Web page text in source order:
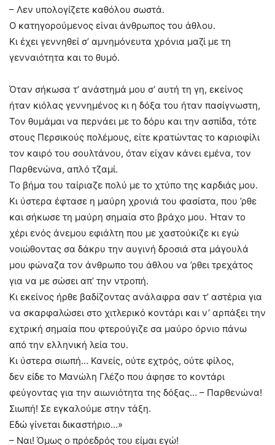
– Λεν υπολογίζετε καθόλου σωστά.
Ο κατηγορούμενος είναι άνθρωπος του άθλου.
Κι έχει γεννηθεί σ’ αμνημόνευτα χρόνια μαζί με τη
γενναιότητα και το θυμό.
Όταν σήκωσα τ’ ανάστημά μου σ’ αυτή τη γη, εκείνος
ήταν κιόλας γεννημένος κι η δόξα του ήταν πασίγνωστη,
Τον θυμάμαι να περνάει με το δόρυ και την ασπίδα, τότε
στους Περσικούς πολέμους, είτε κρατώντας το καριοφίλι
τον καιρό του σουλτάνου, όταν είχαν κάνει εμένα, τον
Παρθενώνα, απλό τζαμί.
Το βήμα του ταίριαζε πολύ με το χτύπο της καρδιάς μου.
Κι ύστερα έφτασε η μαύρη χρονιά του φασίστα, που ’ρθε
και σήκωσε τη μαύρη σημαία στο βράχο μου. Ήταν το
χέρι ενός άνεμου εφιάλτη που με χαστούκιζε κι εγώ
νοιώθοντας σα δάκρυ την αυγινή δροσιά στα μάγουλά
μου φώναζα τον άνθρωπο του άθλου να ’ρθει τρεχάτος
για να με σώσει απ’ την ντροπή.
Κι εκείνος ήρθε βαδίζοντας ανάλαφρα σαν τ’ αστέρια για
να σκαρφαλώσει στο χιτλερικό κοντάρι και ν’ αρπάξει την
εχτρική σημαία που φτερούγιζε σα μαύρο όρνιο πάνω
από την ελληνική λεία του.
Κι ύστερα σιωπή… Κανείς, ούτε εχτρός, ούτε φίλος,
δεν είδε το Μανώλη Γλέζο που άφησε το κοντάρι
φεύγοντας για την αιωνιότητα της δόξας… – Παρθενώνα!
Σιωπή! Σε εγκαλούμε στην τάξη.
Εδώ γίνεται δικαστήριο…»
– Ναι! Όμως ο πρόεδρός του είμαι εγώ!